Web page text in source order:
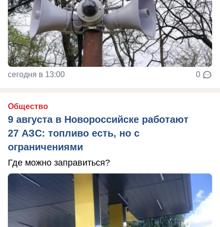
сегодня в 13:00 0
Общество
9 августа в Новороссийске работают
27 АЗС: топливо есть, но с
ограничениями
Где можно заправиться?